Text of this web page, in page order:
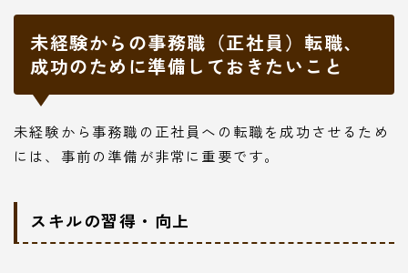
未経験からの事務職（正社員）転職、
成功のために準備しておきたいこと
未経験から事務職の正社員への転職を成功させるため
には、事前の準備が非常に重要です。
スキルの習得・向上